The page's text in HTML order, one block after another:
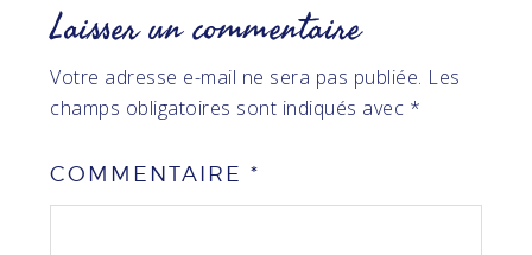
Laisser un commentaire
Votre adresse e-mail ne sera pas publiée. Les
champs obligatoires sont indiqués avec *
COMMENTAIRE*